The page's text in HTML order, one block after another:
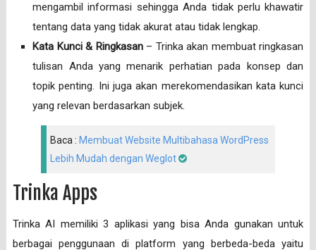
mengambil informasi sehingga Anda tidak perlu khawatir
tentang data yang tidak akurat atau tidak lengkap.
Kata Kunci & Ringkasan– Trinka akan membuat ringkasan
tulisan Anda yang menarik perhatian pada konsep dan
topik penting. Ini juga akan merekomendasikan kata kunci
yang relevan berdasarkan subjek.
Baca : Membuat Website Multibahasa WordPress
Lebih Mudah dengan Weglot
Trinka Apps
Trinka AI memiliki 3 aplikasi yang bisa Anda gunakan untuk
berbagai penggunaan di platform yang berbeda-beda yaitu